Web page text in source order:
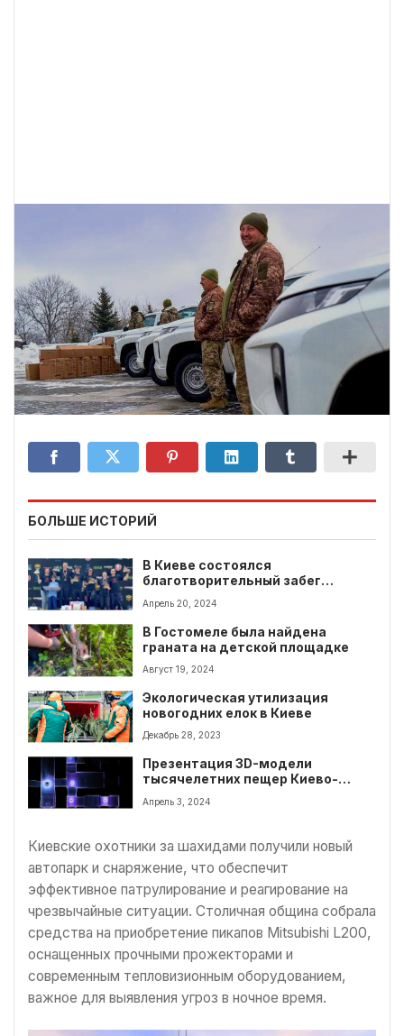
БОЛЬШЕ ИСТОРИЙ
В Киеве состоялся
благотворительный забег
"Spartan Race Ukrane" в
поддержку ГУР
Апрель 20, 2024
В Гостомеле была найдена
граната на детской площадке
Август 19, 2024
Экологическая утилизация
новогодних елок в Киеве
Декабрь 28, 2023
Презентация 3D-модели
тысячелетних пещер Киево-
Печерской Лавры
Апрель 3, 2024
Киевские охотники за шахидами получили новый
автопарк и снаряжение, что обеспечит
эффективное патрулирование и реагирование на
чрезвычайные ситуации. Столичная община собрала
средства на приобретение пикапов Mitsubishi L200,
оснащенных прочными прожекторами и
современным тепловизионным оборудованием,
важное для выявления угроз в ночное время.